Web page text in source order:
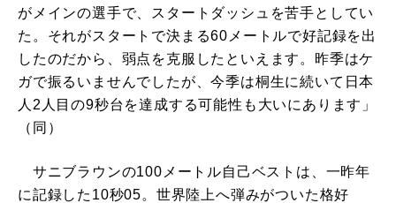
がメインの選手で、スタートダッシュを苦手としてい
た。それがスタートで決まる60メートルで好記録を出
したのだから、弱点を克服したといえます。昨季はケ
ガで振るいませんでしたが、今季は桐生に続いて日本
人2人目の9秒台を達成する可能性も大いにあります」
（同）
サニブラウンの100メートル自己ベストは、一昨年
に記録した10秒05。世界陸上へ弾みがついた格好